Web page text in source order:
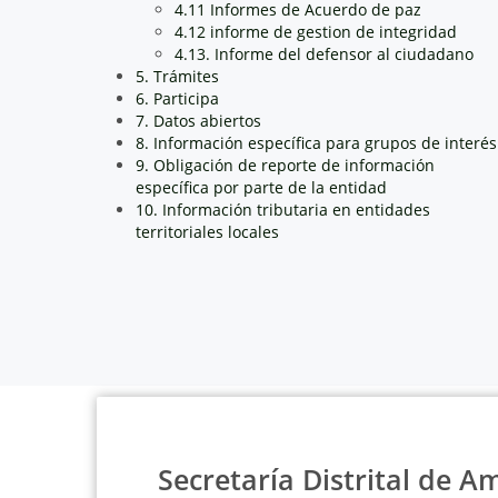
4.11 Informes de Acuerdo de paz
4.12 informe de gestion de integridad
4.13. Informe del defensor al ciudadano
5. Trámites
6. Participa
7. Datos abiertos
8. Información específica para grupos de interés
9. Obligación de reporte de información
específica por parte de la entidad
10. Información tributaria en entidades
territoriales locales
Secretaría Distrital de